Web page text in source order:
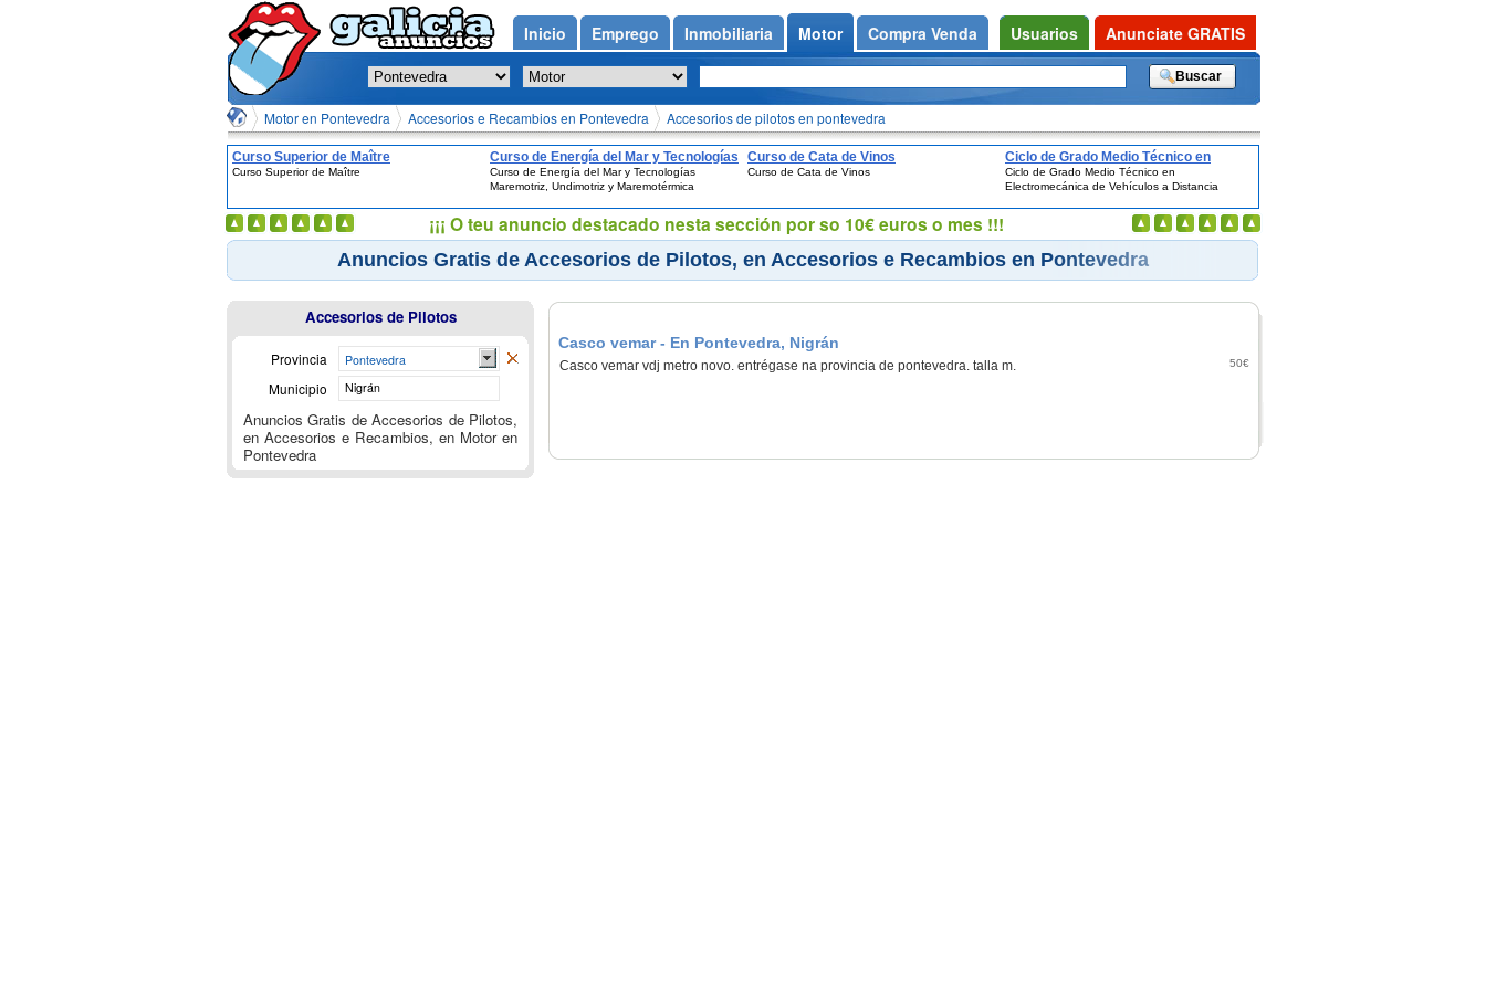
Motor en Pontevedra Accesorios e Recambios en Pontevedra Accesorios de pilotos en pontevedra
Curso Superior de Maître
Curso Superior de Maître
Curso de Energía del Mar y Tecnologías
Maremotriz, Undimotriz y
Maremotérmica
Curso de Energía del Mar y Tecnologías
Maremotriz, Undimotriz y Maremotérmica
Curso de Cata de Vinos
Curso de Cata de Vinos
Ciclo de Grado Medio Técnico en
Electromecánica de Vehículos a
Distancia
Ciclo de Grado Medio Técnico en
Electromecánica de Vehículos a Distancia
Anuncios Gratis de Accesorios de Pilotos, en Accesorios e Recambios en Pontevedra
Casco vemar - En Pontevedra, Nigrán
Casco vemar vdj metro novo. entrégase na provincia de pontevedra. talla m. 50€
Accesorios de Pilotos
Provincia Pontevedra
Municipio Nigrán
Anuncios Gratis de Accesorios de Pilotos,
en Accesorios e Recambios, en Motor en
Pontevedra
Inicio Emprego Inmobiliaria Motor Compra Venda Usuarios Anunciate GRATIS
¡¡¡ O teu anuncio destacado nesta sección por so 10€ euros o mes !!!